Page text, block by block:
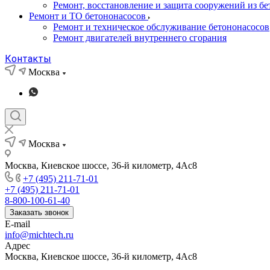
Ремонт, восстановление и защита сооружений из
Ремонт и ТО бетононасосов
Ремонт и техническое обслуживание бетононасосов
Ремонт двигателей внутреннего сгорания
Контакты
Москва
Москва
Москва, Киевское шоссе, 36-й километр, 4Ас8
+7 (495) 211-71-01
+7 (495) 211-71-01
8-800-100-61-40
Заказать звонок
E-mail
info@michtech.ru
Адрес
Москва, Киевское шоссе, 36-й километр, 4Ас8